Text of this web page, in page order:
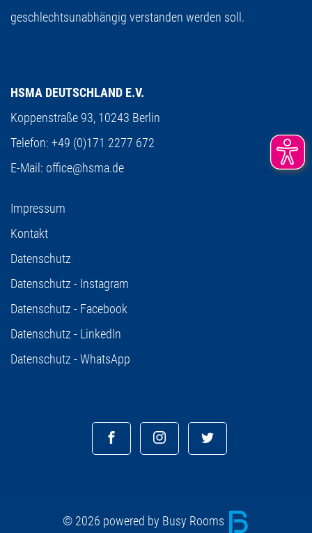
geschlechtsunabhängig verstanden werden soll.
HSMA DEUTSCHLAND E.V.
Koppenstraße 93, 10243 Berlin
Telefon: +49 (0)171 2277 672
E-Mail: office@hsma.de
Impressum
Kontakt
Datenschutz
Datenschutz - Instagram
Datenschutz - Facebook
Datenschutz - LinkedIn
Datenschutz - WhatsApp
© 2026 powered by Busy Rooms